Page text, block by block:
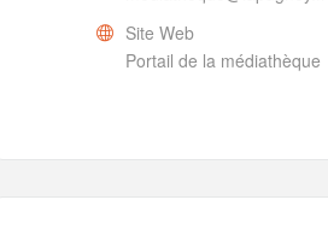
Site Web
Portail de la médiathèque